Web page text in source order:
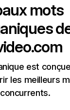
mots
est
les meilleurs